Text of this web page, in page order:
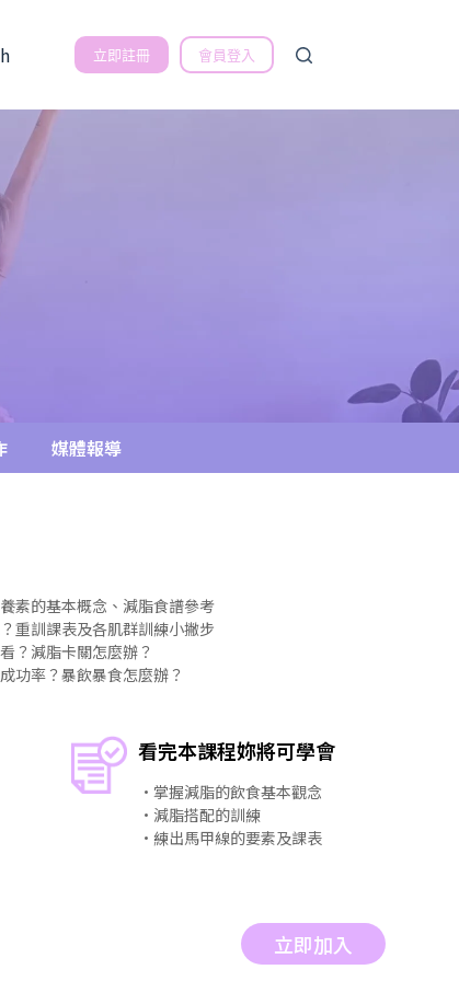
立即註冊 會員登入
媒體報導
素的基本概念、減脂食譜參考
重訓課表及各肌群訓練小撇步
？減脂卡關怎麼辦？
功率？暴飲暴食怎麼辦？
看完本課程妳將可學會
・掌握減脂的飲食基本觀念
・減脂搭配的訓練
・練出馬甲線的要素及課表
立即加入